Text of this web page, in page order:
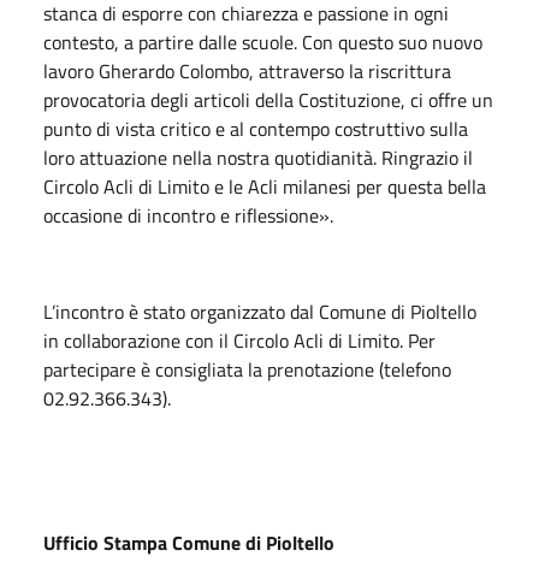
stanca di esporre con chiarezza e passione in ogni
contesto, a partire dalle scuole. Con questo suo nuovo
lavoro Gherardo Colombo, attraverso la riscrittura
provocatoria degli articoli della Costituzione, ci offre un
punto di vista critico e al contempo costruttivo sulla
loro attuazione nella nostra quotidianità. Ringrazio il
Circolo Acli di Limito e le Acli milanesi per questa bella
occasione di incontro e riflessione».
L’incontro è stato organizzato dal Comune di Pioltello
in collaborazione con il Circolo Acli di Limito. Per
partecipare è consigliata la prenotazione (telefono
02.92.366.343).
Ufficio Stampa Comune di Pioltello